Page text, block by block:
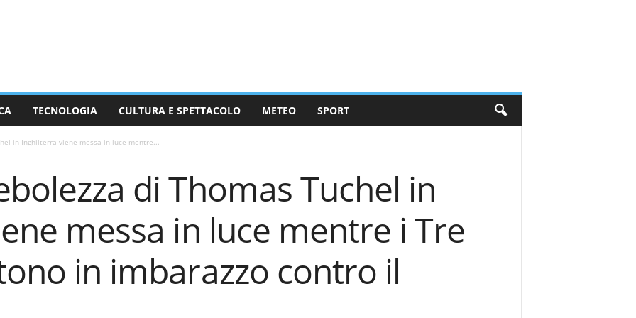
TECNOLOGIA CULTURA E SPETTACOLO METEO SPORT
in Inghilterra viene messa in luce mentre...
di Thomas Tuchel in
messa in luce mentre i Tre
in imbarazzo contro il